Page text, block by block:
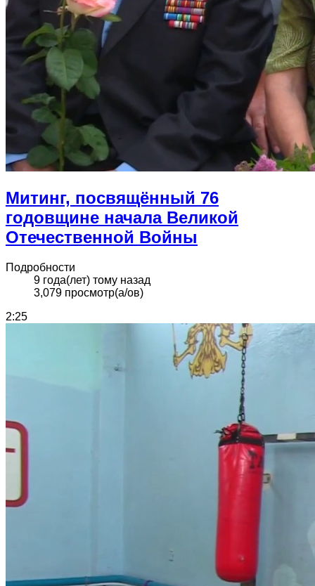
Митинг, посвящённый 76
годовщине начала Великой
Отечественной Войны
Подробности
9 года(лет) тому назад
3,079 просмотр(а/ов)
2:25